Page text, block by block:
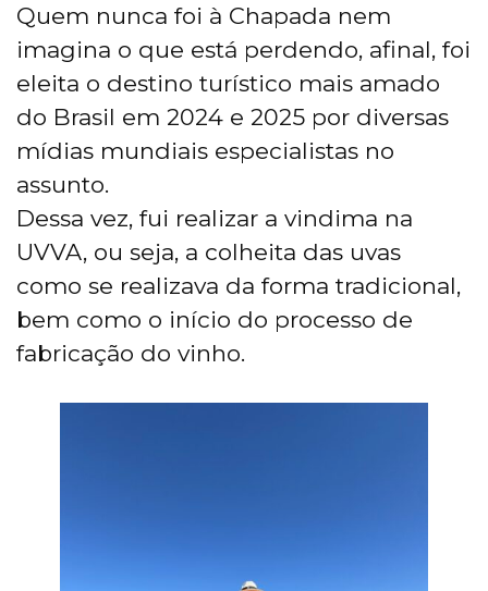
Quem nunca foi à Chapada nem
imagina o que está perdendo, afinal, foi
eleita o destino turístico mais amado
do Brasil em 2024 e 2025 por diversas
mídias mundiais especialistas no
assunto.
Dessa vez, fui realizar a vindima na
UVVA, ou seja, a colheita das uvas
como se realizava da forma tradicional,
bem como o início do processo de
fabricação do vinho.